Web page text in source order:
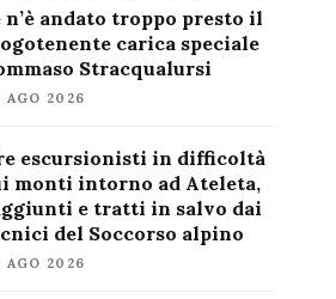
n’è andato troppo presto il
carica speciale
Stracqualursi
AGO 2026
escursionisti in difficoltà
monti intorno ad Ateleta,
e tratti in salvo dai
del Soccorso alpino
AGO 2026